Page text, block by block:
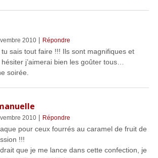
2010| Répondre
tu sais tout faire !!! Ils sont magnifiques et
j’aimerai bien les goûter tous…
soirée.
2010| Répondre
pour ceux fourrés au caramel de fruit de
!!!
que je me lance dans cette confection, je